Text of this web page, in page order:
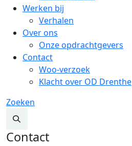
Werken bij
Verhalen
Over ons
Onze opdrachtgevers
Contact
Woo-verzoek
Klacht over OD Drenthe
Zoeken
Contact